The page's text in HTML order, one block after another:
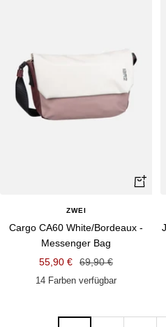
ZWEI
Cargo CA60 White/Bordeaux -
Messenger Bag
Angebotspreis
55,90 €
Regulärer
Preis
69,90 €
14 Farben verfügbar